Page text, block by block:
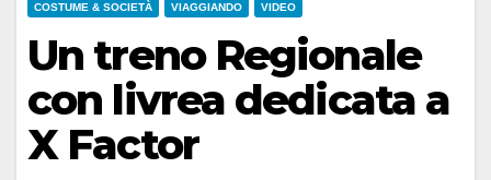
COSTUME & SOCIETÀ VIAGGIANDO VIDEO
Un treno Regionale
con livrea dedicata a
X Factor